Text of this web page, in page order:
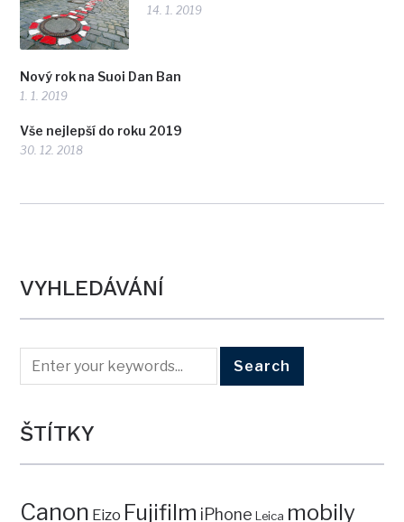
14. 1. 2019
Nový rok na Suoi Dan Ban
1. 1. 2019
Vše nejlepší do roku 2019
30. 12. 2018
VYHLEDÁVÁNÍ
ŠTÍTKY
Canon Eizo Fujifilm iPhone Leica mobily